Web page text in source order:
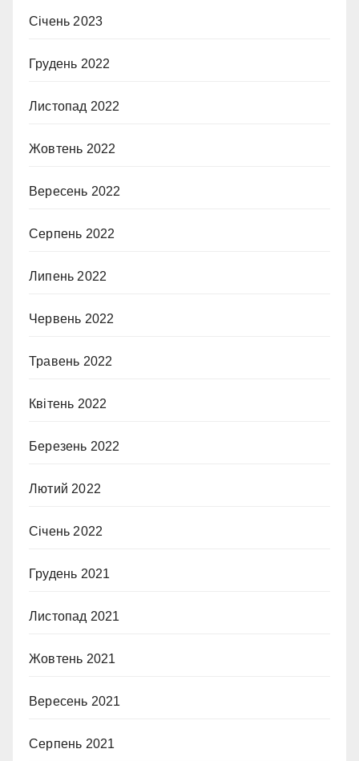
Січень 2023
Грудень 2022
Листопад 2022
Жовтень 2022
Вересень 2022
Серпень 2022
Липень 2022
Червень 2022
Травень 2022
Квітень 2022
Березень 2022
Лютий 2022
Січень 2022
Грудень 2021
Листопад 2021
Жовтень 2021
Вересень 2021
Серпень 2021